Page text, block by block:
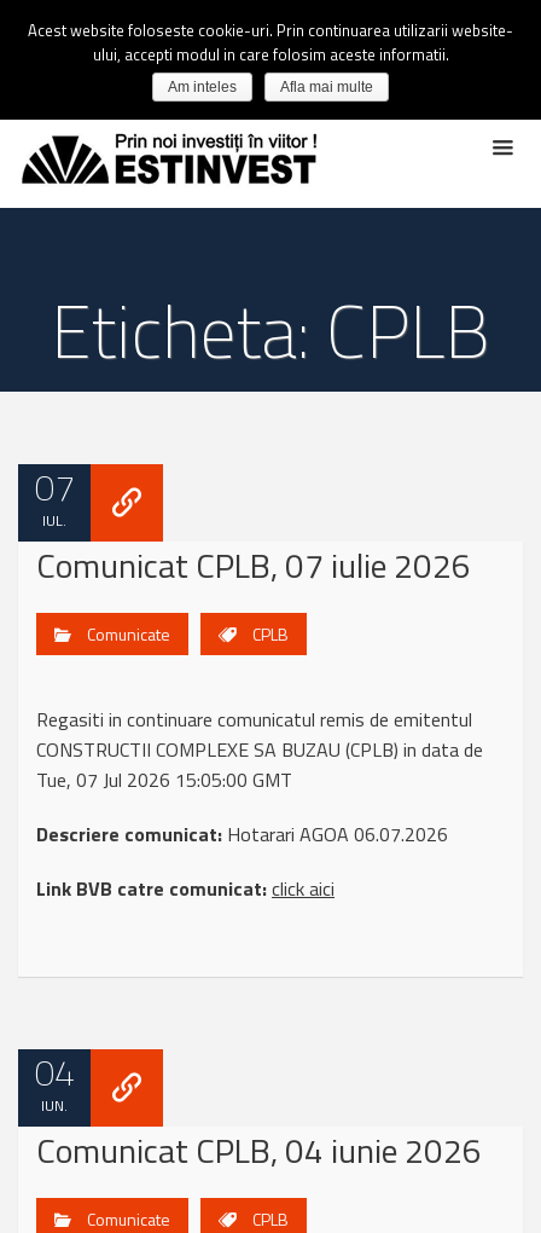
Eticheta: CPLB
07
IUL.
Comunicat CPLB, 07 iulie 2026
Comunicate CPLB
Regasiti in continuare comunicatul remis de emitentul
CONSTRUCTII COMPLEXE SA BUZAU (CPLB) in data de
Tue, 07 Jul 2026 15:05:00 GMT
Descriere comunicat: Hotarari AGOA 06.07.2026
Link BVB catre comunicat:click aici
04
IUN.
Comunicat CPLB, 04 iunie 2026
Comunicate CPLB
Acest website foloseste cookie-uri. Prin continuarea utilizarii website-
ului, accepti modul in care folosim aceste informatii.
Am inteles Afla mai multe